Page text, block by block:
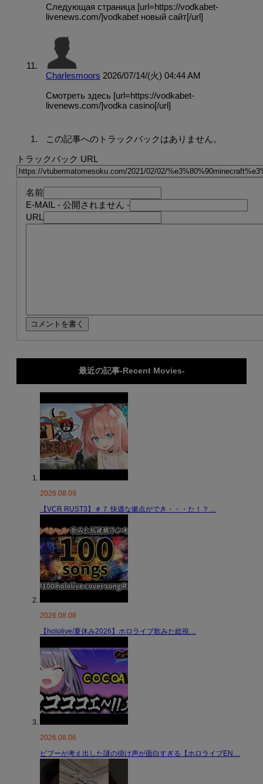
Следующая страница [url=https://vodkabet-
livenews.com/]vodkabet новый сайт[/url]
Charlesmoors 2026/07/14/(火) 04:44 AM
Смотреть здесь [url=https://vodkabet-
livenews.com/]vodka casino[/url]
この記事へのトラックバックはありません。
トラックバック URL
名前
E-MAIL - 公開されません -
URL
最近の記事-Recent Movies-
2026.08.09
【VCR RUST3】＃７ 快適な拠点ができ・・・た！？…
2026.08.08
【hololive/夏休み2026】ホロライブ歌みた総視…
2026.08.06
ビブーが考え出した謎の掛け声が面白すぎる【ホロライブEN…